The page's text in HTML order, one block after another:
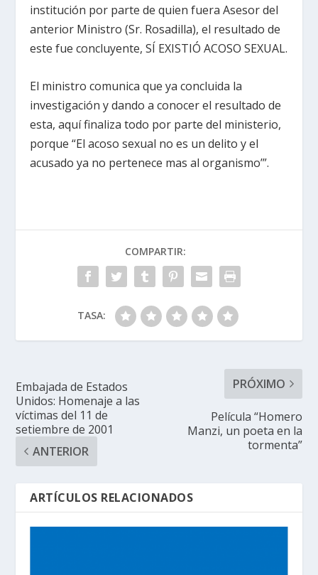
institución por parte de quien fuera Asesor del
anterior Ministro (Sr. Rosadilla), el resultado de
este fue concluyente, SÍ EXISTIÓ ACOSO SEXUAL.
El ministro comunica que ya concluida la
investigación y dando a conocer el resultado de
esta, aquí finaliza todo por parte del ministerio,
porque “El acoso sexual no es un delito y el
acusado ya no pertenece mas al organismo’”.
COMPARTIR:
TASA:
Embajada de Estados
Unidos: Homenaje a las
víctimas del 11 de
setiembre de 2001
ANTERIOR
PRÓXIMO
Película “Homero
Manzi, un poeta en la
tormenta”
ARTÍCULOS RELACIONADOS